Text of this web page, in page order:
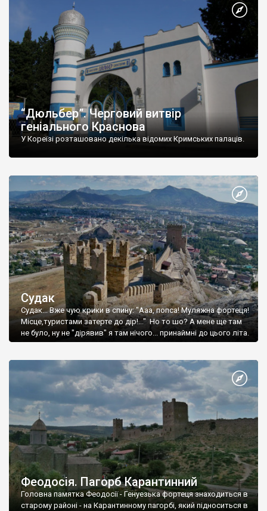
“Дюльбер”. Черговий витвір
геніального Краснова
У Кореїзі розташовано декілька відомих Кримських палаців.
Судак
Судак... Вже чую крики в спину: "Ааа, попса! Муляжна фортеця!
Місце,туристами затерте до дір!..." Но то шо? А мене ще там
не було, ну не "дірявив" я там нічого... принаймні до цього літа.
Феодосія. Пагорб Карантинний
Головна памятка Феодосії - Генуезька фортеця знаходиться в
старому районі - на Карантинному пагорбі, який підноситься в